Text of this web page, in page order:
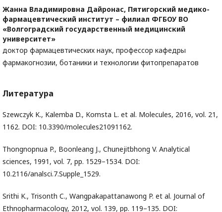
Жанна Владимировна Дайронас, Пятигорский медико-
фармацевтический институт – филиал ФГБОУ ВО
«Волгоградский государственный медицинский
университет»
доктор фармацевтических наук, профессор кафедры
фармакогнозии, ботаники и технологии фитопрепаратов
Литература
Szewczyk K., Kalemba D., Komsta L. et al. Molecules, 2016, vol. 21,
1162. DOI: 10.3390/molecules21091162.
Thongnopnua P., Boonleang J., Chunejitbhong V. Analytical
sciences, 1991, vol. 7, pp. 1529–1534. DOI:
10.2116/analsci.7.Supple_1529.
Srithi K., Trisonth C., Wangpakapattanawong P. et al. Journal of
Ethnopharmacology, 2012, vol. 139, pp. 119–135. DOI: